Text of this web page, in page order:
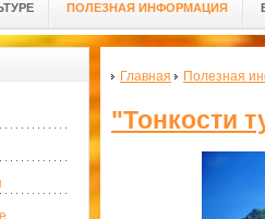
ПОЛЕЗНАЯ ИНФОРМАЦИЯ
Главная Полезная
"Тонкости